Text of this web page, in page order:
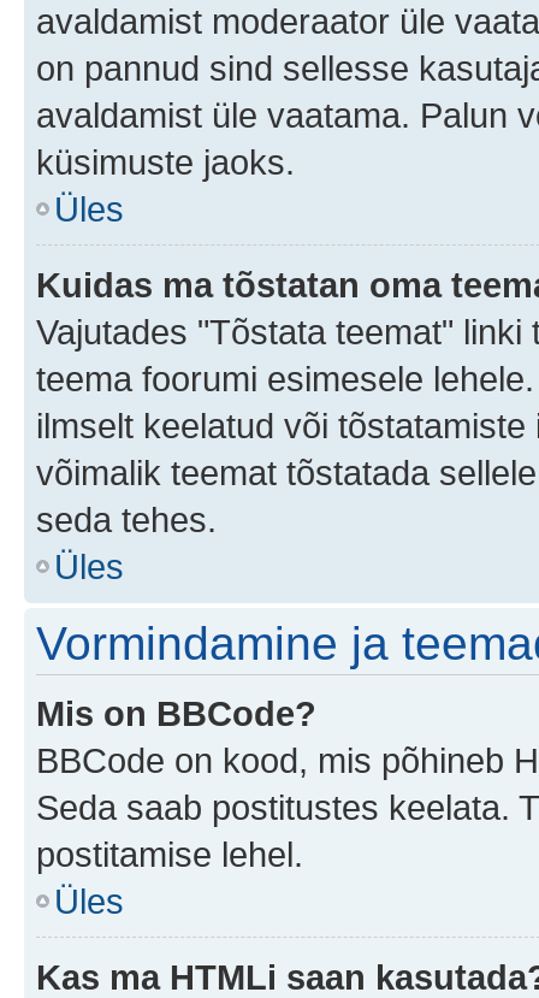
avaldamist moderaator üle
on pannud sind sellesse
avaldamist üle vaatama. Palun
küsimuste jaoks.
Üles
Kuidas ma tõstatan oma
Vajutades "Tõstata teemat"
teema foorumi esimesele
ilmselt keelatud või
võimalik teemat tõstatada
seda tehes.
Üles
Vormindamine ja
Mis on BBCode?
BBCode on kood, mis põhineb
Seda saab postitustes keelata.
postitamise lehel.
Üles
Kas ma HTMLi saan